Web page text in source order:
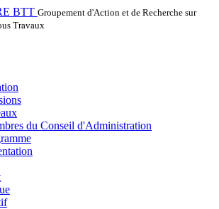
BTT Groupement d'Action et de Recherche sur
Travaux
du Conseil d'Administration